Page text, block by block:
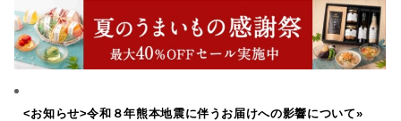
<お知らせ>令和８年熊本地震に伴うお届けへの影響について»